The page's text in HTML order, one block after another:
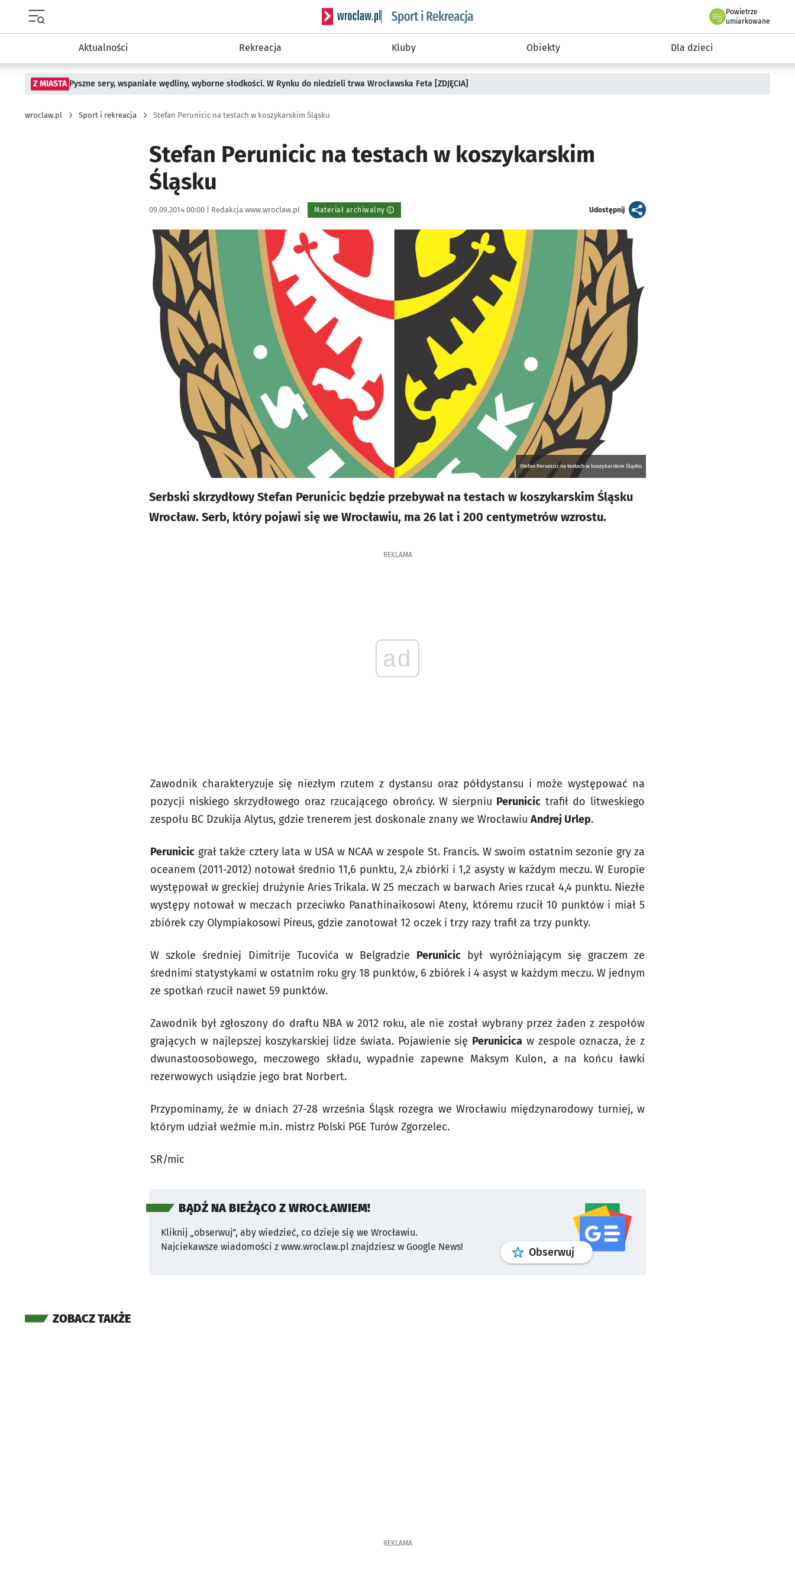
Serwis informacyjny wroclaw.pl podserwis: Sport i rekreacja
Powietrze
we Wrocławiu
umiarkowane
Aktualności Rekreacja Kluby Obiekty Dla dzieci
Z MIASTA Pyszne sery, wspaniałe wędliny, wyborne słodkości. W Rynku do niedzieli trwa Wrocławska Feta [ZDJĘCIA]
wroclaw.pl Sport i rekreacja Stefan Perunicic na testach w koszykarskim Śląsku
Stefan Perunicic na testach w koszykarskim
Śląsku
Data publikacji:
09.09.2014 00:00 | Autor:
Redakcja www.wroclaw.pl Materiał archiwalny Udostępnijartykuł
Kliknij, aby powiększyć
Stefan Perunicic na testach w koszykarskim Śląsku
Serbski skrzydłowy Stefan Perunicic będzie przebywał na testach w koszykarskim Śląsku
Wrocław. Serb, który pojawi się we Wrocławiu, ma 26 lat i 200 centymetrów wzrostu.
REKLAMA
ad
Zawodnik charakteryzuje się niezłym rzutem z dystansu oraz półdystansu i może występować na
pozycji niskiego skrzydłowego oraz rzucającego obrońcy. W sierpniu Perunicictrafił do litweskiego
zespołu BC Dzukija Alytus, gdzie trenerem jest doskonale znany we Wrocławiu Andrej Urlep.
Perunicic grał także cztery lata w USA w NCAA w zespole St. Francis. W swoim ostatnim sezonie gry za
oceanem (2011-2012) notował średnio 11,6 punktu, 2,4 zbiórki i 1,2 asysty w każdym meczu. W Europie
występował w greckiej drużynie Aries Trikala. W 25 meczach w barwach Aries rzucał 4,4 punktu. Niezłe
występy notował w meczach przeciwko Panathinaikosowi Ateny, któremu rzucił 10 punktów i miał 5
zbiórek czy Olympiakosowi Pireus, gdzie zanotował 12 oczek i trzy razy trafił za trzy punkty.
W szkole średniej Dimitrije Tucovića w Belgradzie Perunicic był wyróżniającym się graczem ze
średnimi statystykami w ostatnim roku gry 18 punktów, 6 zbiórek i 4 asyst w każdym meczu. W jednym
ze spotkań rzucił nawet 59 punktów.
Zawodnik był zgłoszony do draftu NBA w 2012 roku, ale nie został wybrany przez żaden z zespołów
grających w najlepszej koszykarskiej lidze świata. Pojawienie się Perunicica w zespole oznacza, że z
dwunastoosobowego, meczowego składu, wypadnie zapewne Maksym Kulon, a na końcu ławki
rezerwowych usiądzie jego brat Norbert.
Przypominamy, że w dniach 27-28 września Śląsk rozegra we Wrocławiu międzynarodowy turniej, w
którym udział weźmie m.in. mistrz Polski PGE Turów Zgorzelec.
SR/mic
BĄDŹ NA BIEŻĄCO Z WROCŁAWIEM!
Kliknij „obserwuj”, aby wiedzieć, co dzieje się we Wrocławiu.
Najciekawsze wiadomości z www.wroclaw.pl znajdziesz w Google News!
Obserwuj profilgoogle news
ZOBACZ TAKŻE
REKLAMA